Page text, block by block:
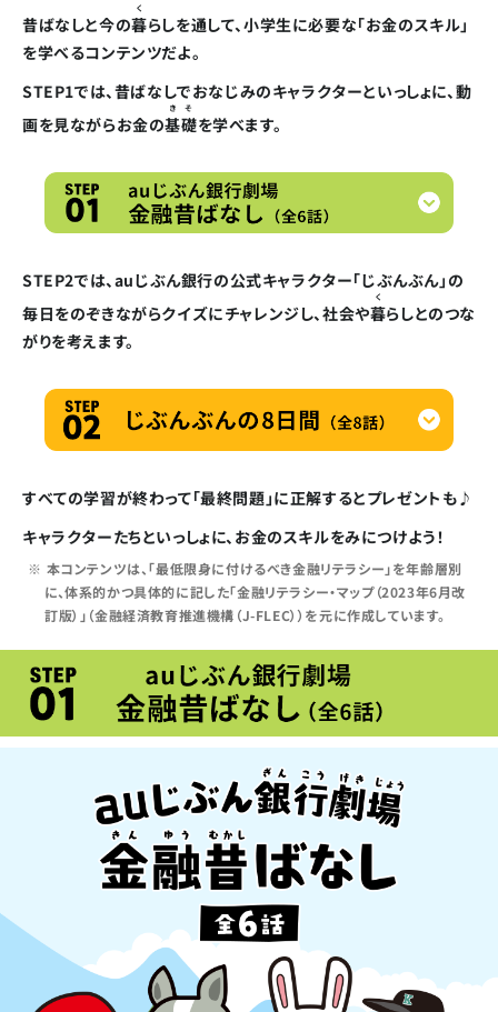
昔ばなしと今の暮
く
らしを通して、小学生に必要な「お金のスキル」
を学べるコンテンツだよ。
STEP1では、昔ばなしでおなじみのキャラクターといっしょに、動
画を見ながらお金の基礎
きそ
を学べます。
STEP2では、auじぶん銀行の公式キャラクター「じぶんぶん」の
毎日をのぞきながらクイズにチャレンジし、社会や暮
く
らしとのつな
がりを考えます。
すべての学習が終わって「最終問題」に正解するとプレゼントも♪
キャラクターたちといっしょに、お金のスキルをみにつけよう！
※ 本コンテンツは、「最低限身に付けるべき金融リテラシー」を年齢層別
に、体系的かつ具体的に記した「金融リテラシー・マップ（2023年6月改
訂版）」（金融経済教育推進機構（J-FLEC））を元に作成しています。